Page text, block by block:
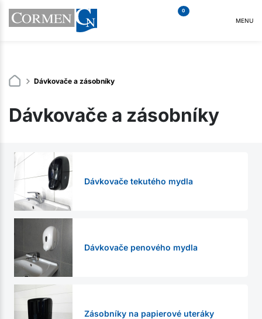
0
MENU
Dávkovače a zásobníky
Dávkovače a zásobníky
Dávkovače tekutého mydla
Dávkovače penového mydla
Zásobníky na papierové uteráky